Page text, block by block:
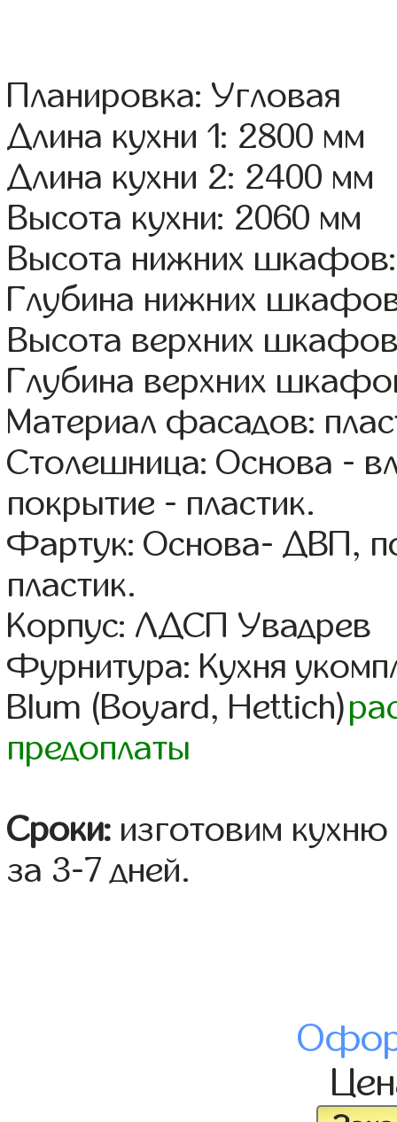
Планировка: Угловая
Длина кухни 1: 2800 мм
Длина кухни 2: 2400 мм
Высота кухни: 2060 мм
Высота нижних
Глубина нижних
Высота верхних
Глубина верхних
Материал фасадов:
Столешница: Основа -
покрытие - пластик.
Фартук: Основа- ДВП,
пластик.
Корпус: ЛДСП Увадрев
Фурнитура: Кухня
Blum (Boyard, Hettich)
предоплаты
Сроки: изготовим
за 3-7 дней.